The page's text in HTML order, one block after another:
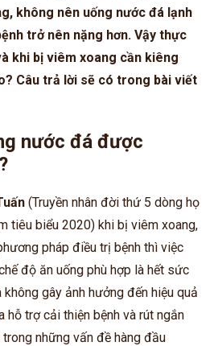
không nên uống nước đá lạnh
trở nên nặng hơn. Vậy thực
khi bị viêm xoang cần kiêng
Câu trả lời sẽ có trong bài viết
nước đá được
(Truyền nhân đời thứ 5 dòng họ
tiêu biểu 2020) khi bị viêm xoang,
pháp điều trị bệnh thì việc
độ ăn uống phù hợp là hết sức
gây ảnh hưởng đến hiệu quả
hỗ trợ cải thiện bệnh và rút ngắn
những vấn đề hàng đầu